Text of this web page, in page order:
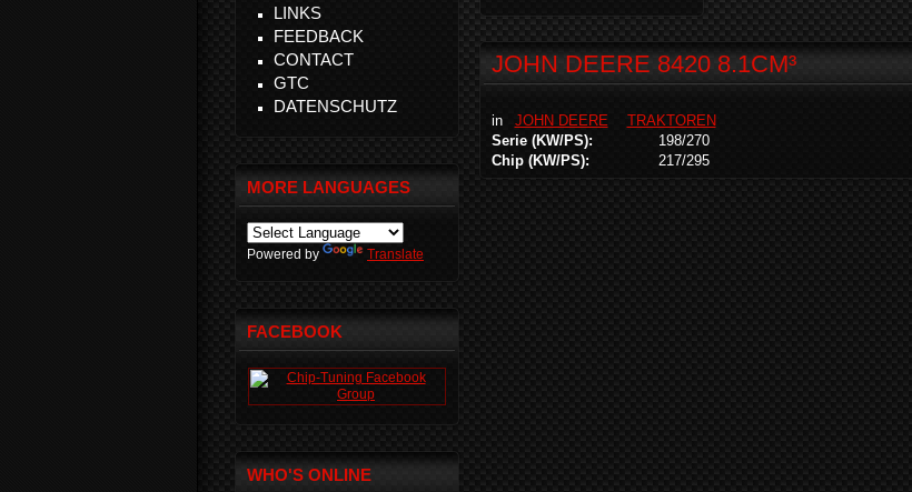
JOHN DEERE 8420 8.1CM³
in JOHN DEERE
TRAKTOREN
Serie (KW/PS):
198/270
Chip (KW/PS):
217/295
LINKS
FEEDBACK
CONTACT
GTC
DATENSCHUTZ
MORE LANGUAGES
Powered by Translate
FACEBOOK
WHO'S ONLINE